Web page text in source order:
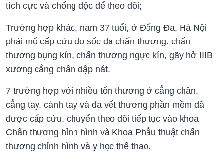
tích cực và chống độc để theo dõi;
Trường hợp khác, nam 37 tuổi, ở Đống Đa, Hà Nội
phải mổ cấp cứu do sốc đa chấn thương: chấn
thương bụng kín, chấn thương ngực kín, gãy hở IIIB
xương cẳng chân dập nát.
7 trường hợp với nhiều tổn thương ở cẳng chân,
cẳng tay, cánh tay và đa vết thương phần mềm đã
được cấp cứu, chuyển theo dõi tiếp tục vào khoa
Chấn thương hỉnh hình và Khoa Phẫu thuật chấn
thương chỉnh hình và y học thể thao.